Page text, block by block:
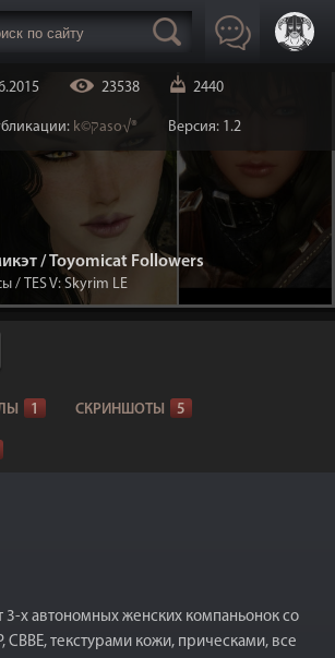
23538 2440
k©קaso√® Версия: 1.2
/ Toyomicat Followers
/ TES V: Skyrim LE
1 СКРИНШОТЫ 5
3-х автономных женских компаньонок со
CBBE, текстурами кожи, прическами, все